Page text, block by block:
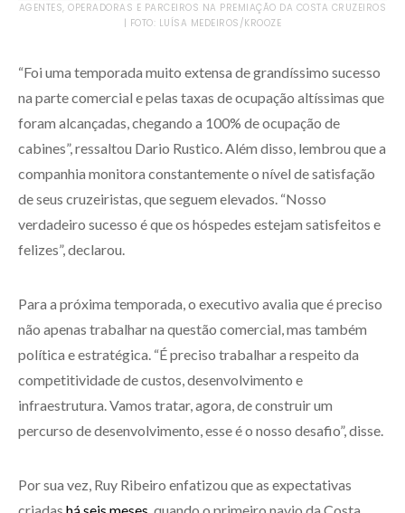
AGENTES, OPERADORAS E PARCEIROS NA PREMIAÇÃO DA COSTA CRUZEIROS
| FOTO: LUÍSA MEDEIROS/KROOZE
“Foi uma temporada muito extensa de grandíssimo sucesso
na parte comercial e pelas taxas de ocupação altíssimas que
foram alcançadas, chegando a 100% de ocupação de
cabines”, ressaltou Dario Rustico. Além disso, lembrou que a
companhia monitora constantemente o nível de satisfação
de seus cruzeiristas, que seguem elevados. “Nosso
verdadeiro sucesso é que os hóspedes estejam satisfeitos e
felizes”, declarou.
Para a próxima temporada, o executivo avalia que é preciso
não apenas trabalhar na questão comercial, mas também
política e estratégica. “É preciso trabalhar a respeito da
competitividade de custos, desenvolvimento e
infraestrutura. Vamos tratar, agora, de construir um
percurso de desenvolvimento, esse é o nosso desafio”, disse.
Por sua vez, Ruy Ribeiro enfatizou que as expectativas